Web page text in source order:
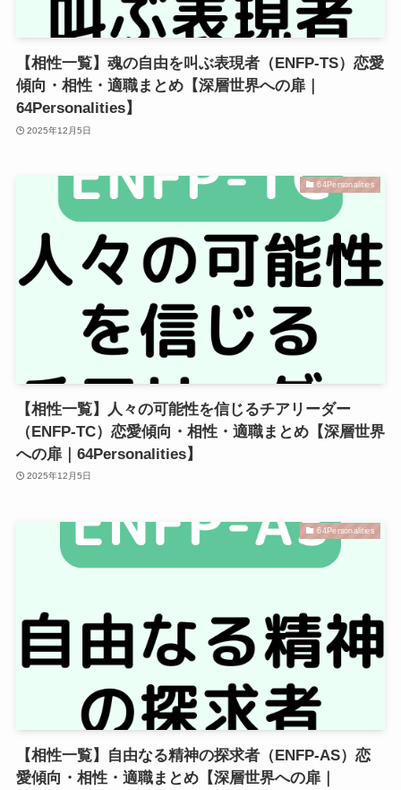
【相性一覧】魂の自由を叫ぶ表現者（ENFP-TS）恋愛
傾向・相性・適職まとめ【深層世界への扉｜
64Personalities】
2025年12月5日
64Personalities
【相性一覧】人々の可能性を信じるチアリーダー
（ENFP-TC）恋愛傾向・相性・適職まとめ【深層世界
への扉｜64Personalities】
2025年12月5日
64Personalities
【相性一覧】自由なる精神の探求者（ENFP-AS）恋
愛傾向・相性・適職まとめ【深層世界への扉｜